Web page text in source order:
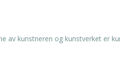
av kunstneren og kunstverket er